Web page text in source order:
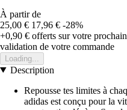
À partir de
25,00 € 17,96 € -28%
+0,90 € offerts sur votre
validation de votre commande
Loading...
Description
Repousse tes limites à
adidas est conçu pour la